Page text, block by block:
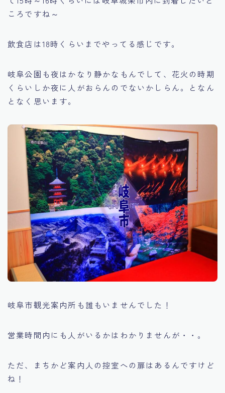
ころですね～
飲食店は18時くらいまでやってる感じです。
岐阜公園も夜はかなり静かなもんでして、花火の時期
くらいしか夜に人がおらんのでないかしらん。となん
となく思います。
岐阜市観光案内所も誰もいませんでした！
営業時間内にも人がいるかはわかりませんが・・。
ただ、まちかど案内人の控室への扉はあるんですけど
ね！